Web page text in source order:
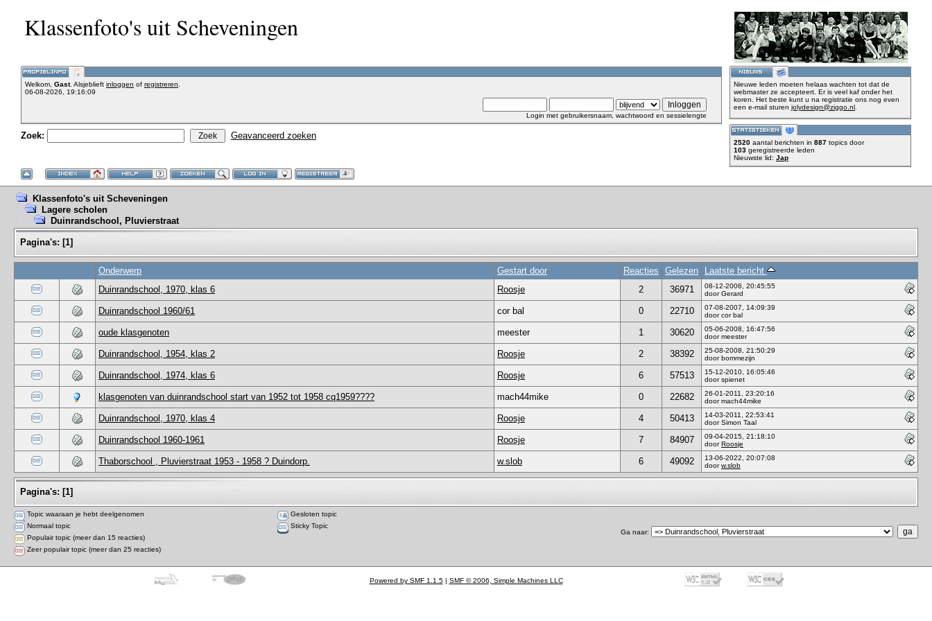
Klassenfoto's uit Scheveningen
Welkom, Gast. Alsjeblieft inloggen of registreren
06-08-2026, 19:16:09
Login met gebruikersnaam, wachtwoord en sessielengte
Zoek: Geavanceerd zoeken
Nieuwe leden moeten helaas wachten tot dat de
webmaster ze accepteert. Er is veel kaf onder het
koren. Het beste kunt u na registratie ons nog even
een e-mail sturen jolydesign@ziggo.nl
2520 aantal berichten in 887 topics door
103 geregistreerde leden
Nieuwste lid: Jap
Klassenfoto's uit Scheveningen
Lagere scholen
Duinrandschool, Pluvierstraat
Pagina's: [1]
Onderwerp Gestart door Reacties Gelezen
Laatste bericht
Duinrandschool, 1970, klas 6
Roosje 2 36971
08-12-2006, 20:45:55
door Gerard
Duinrandschool 1960/61 cor bal 0 22710
07-08-2007, 14:09:39
door cor bal
oude klasgenoten meester 1 30620
05-06-2008, 16:47:56
door meester
Duinrandschool, 1954, klas 2 Roosje 2 38392
25-08-2008, 21:50:29
door bommezijn
Duinrandschool, 1974, klas 6 Roosje 6 57513
15-12-2010, 16:05:46
door spienet
klasgenoten van duinrandschool start van 1952 tot 1958 cq1959???? mach44mike 0 22682
26-01-2011, 23:20:16
door mach44mike
Duinrandschool, 1970, klas 4 Roosje 4 50413
14-03-2011, 22:53:41
door Simon Taal
Duinrandschool 1960-1961 Roosje 7 84907
09-04-2015, 21:18:10
doorRoosje
Thaborschool , Pluvierstraat 1953 - 1958 ? Duindorp. w.slob 6 49092
13-06-2022, 20:07:08
doorw.slob
Pagina's: [1]
Topic waaraan je hebt deelgenomen
Normaal topic
Populair topic (meer dan 15 reacties)
Zeer populair topic (meer dan 25 reacties)
Gesloten topic
Sticky Topic
Ga naar:
Powered by SMF 1.1.5| SMF © 2006, Simple Machines LLC